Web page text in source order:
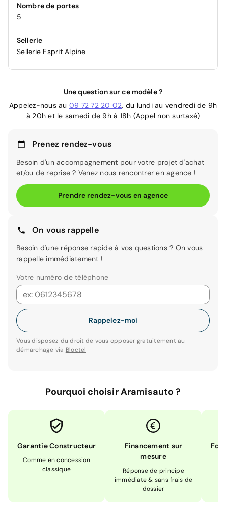
Nombre de portes
5
Sellerie
Sellerie Esprit Alpine
Une question sur ce modèle ?
Appelez-nous au 09 72 72 20 02, du lundi au vendredi de 9h
à 20h et le samedi de 9h à 18h (Appel non surtaxé)
Prenez rendez-vous
Besoin d'un accompagnement pour votre projet d'achat
et/ou de reprise ? Venez nous rencontrer en agence !
Prendre rendez-vous en agence
On vous rappelle
Besoin d'une réponse rapide à vos questions ? On vous
rappelle immédiatement !
Votre numéro de téléphone
Rappelez-moi
Vous disposez du droit de vous opposer gratuitement au
démarchage via Bloctel
Pourquoi choisir Aramisauto ?
Garantie Constructeur
Comme en concession
classique
Financement sur
mesure
Réponse de principe
immédiate & sans frais de
dossier